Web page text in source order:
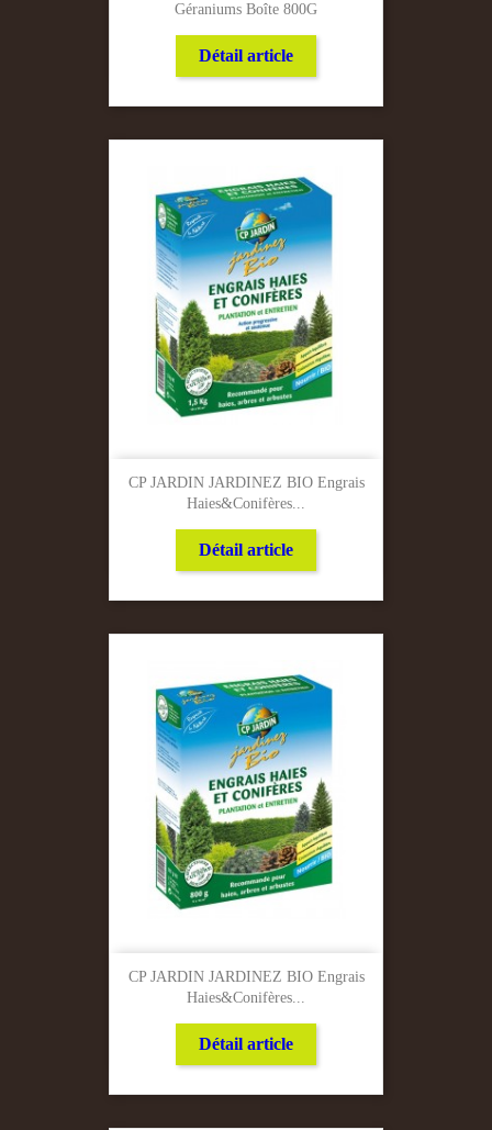
Géraniums Boîte 800G
Détail article
CP JARDIN JARDINEZ BIO Engrais
Haies&conifères...
Détail article
CP JARDIN JARDINEZ BIO Engrais
Haies&conifères...
Détail article